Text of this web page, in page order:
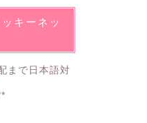
キーネッ
まで日本語対